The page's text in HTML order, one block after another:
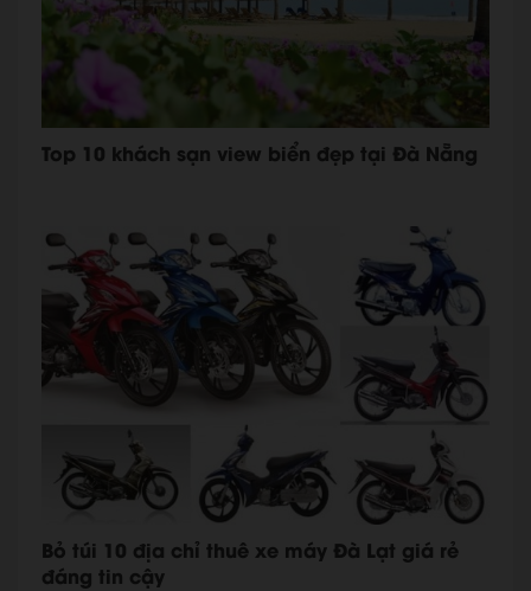
Top 10 khách sạn view biển đẹp tại Đà Nẵng
Bỏ túi 10 địa chỉ thuê xe máy Đà Lạt giá rẻ
đáng tin cậy